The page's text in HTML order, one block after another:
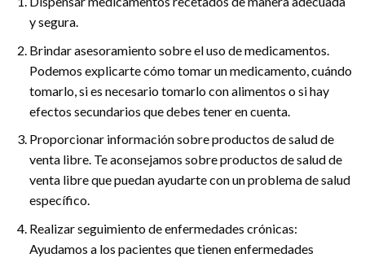
y segura.
Brindar asesoramiento sobre el uso de medicamentos.
Podemos explicarte cómo tomar un medicamento, cuándo
tomarlo, si es necesario tomarlo con alimentos o si hay
efectos secundarios que debes tener en cuenta.
Proporcionar información sobre productos de salud de
venta libre. Te aconsejamos sobre productos de salud de
venta libre que puedan ayudarte con un problema de salud
específico.
Realizar seguimiento de enfermedades crónicas:
Ayudamos a los pacientes que tienen enfermedades